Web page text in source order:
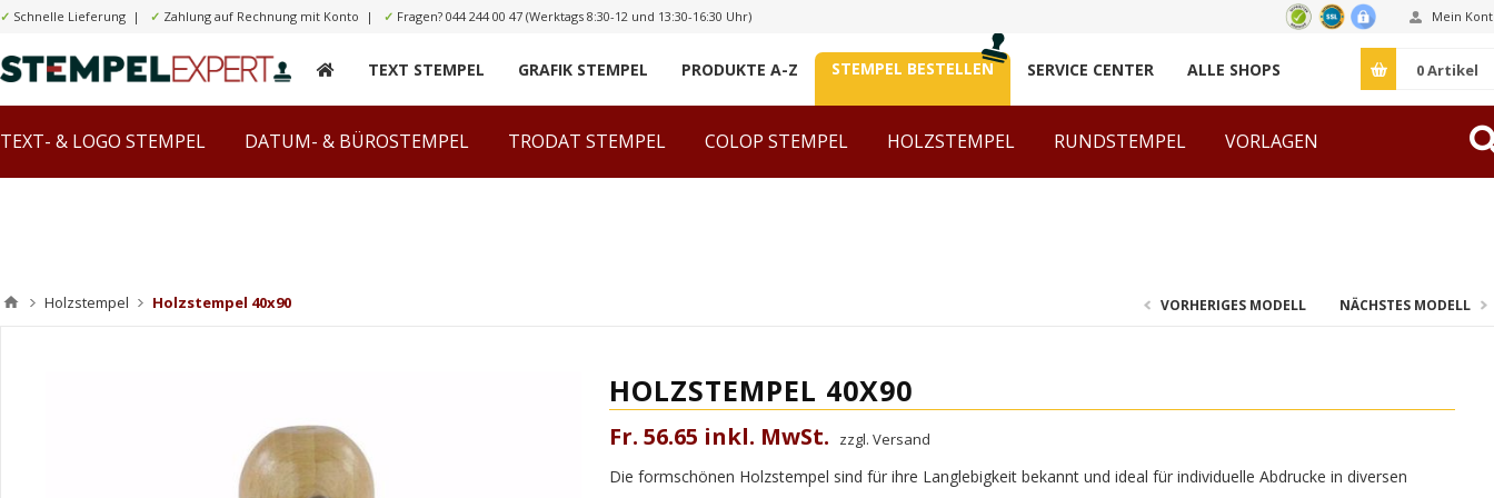
✓ Schnelle Lieferung | ✓ Zahlung auf Rechnung mit Konto | ✓ Fragen? 044 244 00 47 (Werktags 8:30-12 und 13:30-16:30 Uhr) Mein
TEXT STEMPEL GRAFIK STEMPEL PRODUKTE A-Z STEMPEL BESTELLEN SERVICE CENTER ALLE SHOPS 0Artikel
TEXT- & LOGO STEMPEL DATUM- & BÜROSTEMPEL TRODAT STEMPEL COLOP STEMPEL HOLZSTEMPEL RUNDSTEMPEL VORLAGEN
Holzstempel Holzstempel 40x90 VORHERIGES MODELL NÄCHSTES MODELL
HOLZSTEMPEL 40X90
Fr. 56.65 inkl. MwSt. zzgl. Versand
Die formschönen Holzstempel sind für ihre Langlebigkeit bekannt und ideal für individuelle Abdrucke in diversen